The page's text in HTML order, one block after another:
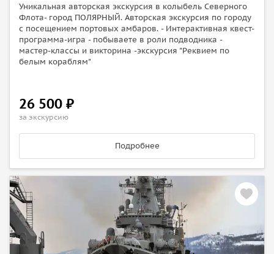
Уникальная авторская экскурсия в колыбель Северного
Флота- город ПОЛЯРНЫЙ. Авторская экскурсия по городу
с посещением портовых амбаров. - Интерактивная квест-
программа-игра - побываете в роли подводника -
мастер-классы и викторина -экскурсия "Реквием по
белым кораблям"
26 500 ₽
за экскурсию
Подробнее